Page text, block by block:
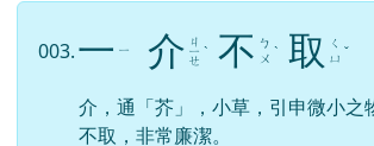
003.一 ㄧ 介 ㄐ
ㄧ
ㄝ
ˋ 不 ㄅ
ㄨ ˋ 取
ㄑ
ㄩ ˇ
介，通「芥」，小草，引申微小之
不取，非常廉潔。